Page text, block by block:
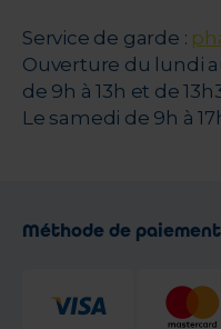
Service de garde :
Ouverture du lundi
de 9h à 13h et de
Le samedi de 9h à
Méthode de paiement